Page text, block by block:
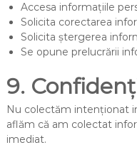
Accesa informațiile
Solicita corectarea
Solicita ștergerea
Se opune prelucrării
9.
Nu colectăm intenționat
aflăm că am colectat
imediat.